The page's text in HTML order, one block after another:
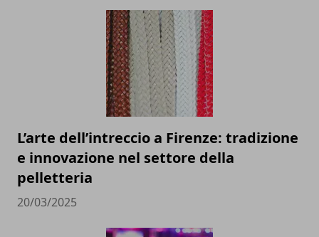
L’arte dell’intreccio a Firenze: tradizione
e innovazione nel settore della
pelletteria
20/03/2025